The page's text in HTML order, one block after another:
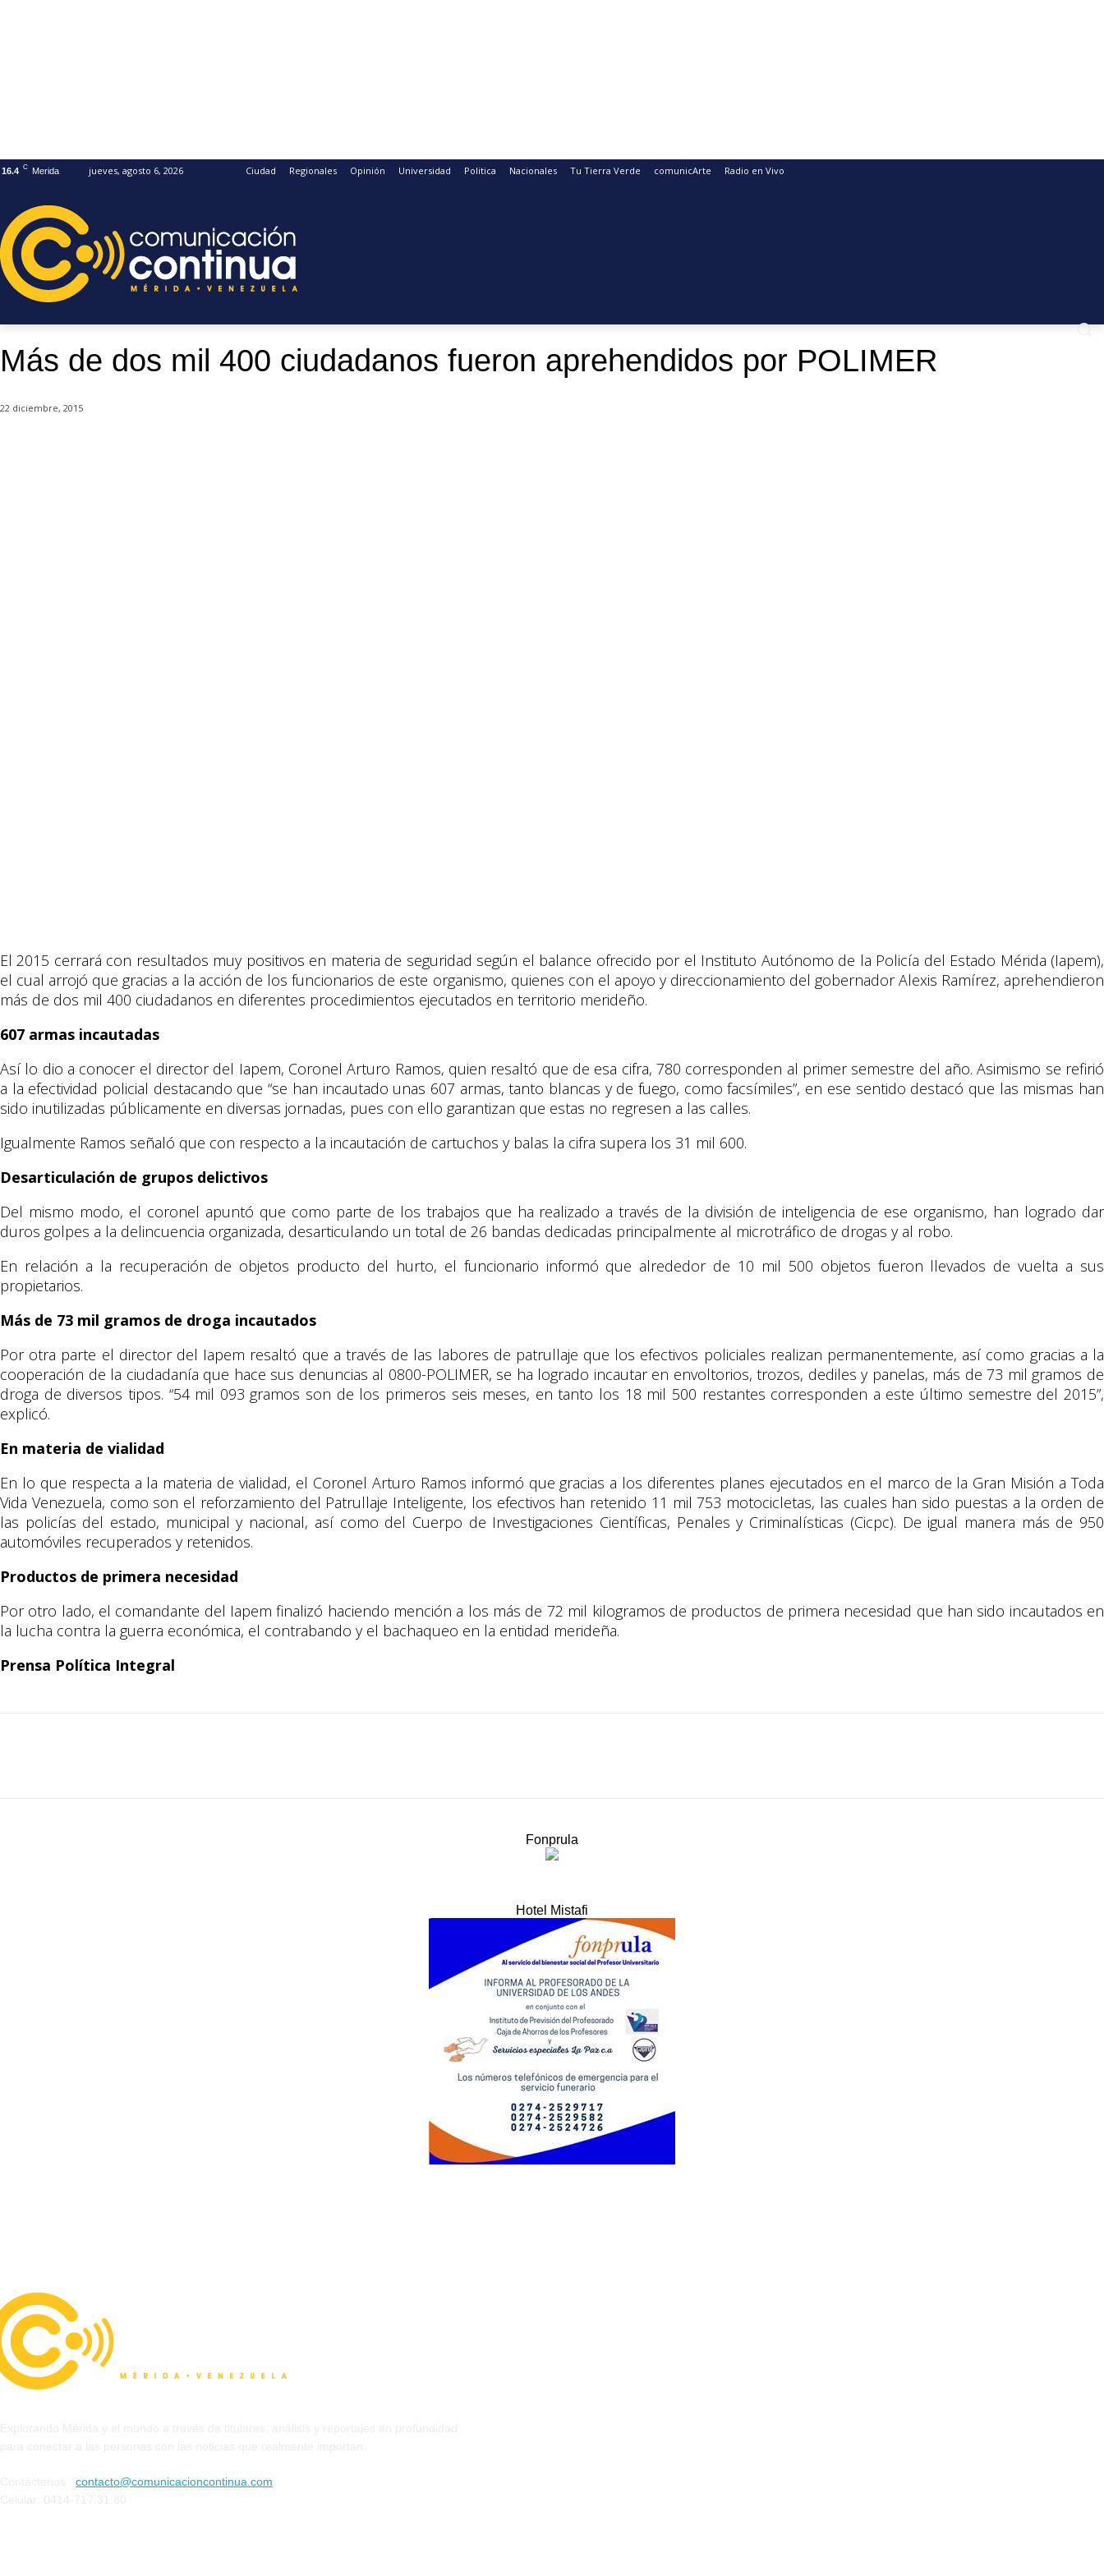
16.4 C Merida jueves, agosto 6, 2026 Ciudad Regionales Opinión Universidad Politica Nacionales Tu Tierra Verde comunicArte Radio en Vivo
Más de dos mil 400 ciudadanos fueron aprehendidos por POLIMER
22 diciembre, 2015
El 2015 cerrará con resultados muy positivos en materia de seguridad según el balance ofrecido por el Instituto Autónomo de la Policía del Estado Mérida (Iapem),
el cual arrojó que gracias a la acción de los funcionarios de este organismo, quienes con el apoyo y direccionamiento del gobernador Alexis Ramírez, aprehendieron
más de dos mil 400 ciudadanos en diferentes procedimientos ejecutados en territorio merideño.
607 armas incautadas
Así lo dio a conocer el director del Iapem, Coronel Arturo Ramos, quien resaltó que de esa cifra, 780 corresponden al primer semestre del año. Asimismo se refirió
a la efectividad policial destacando que “se han incautado unas 607 armas, tanto blancas y de fuego, como facsímiles”, en ese sentido destacó que las mismas han
sido inutilizadas públicamente en diversas jornadas, pues con ello garantizan que estas no regresen a las calles.
Igualmente Ramos señaló que con respecto a la incautación de cartuchos y balas la cifra supera los 31 mil 600.
Desarticulación de grupos delictivos
Del mismo modo, el coronel apuntó que como parte de los trabajos que ha realizado a través de la división de inteligencia de ese organismo, han logrado dar
duros golpes a la delincuencia organizada, desarticulando un total de 26 bandas dedicadas principalmente al microtráfico de drogas y al robo.
En relación a la recuperación de objetos producto del hurto, el funcionario informó que alrededor de 10 mil 500 objetos fueron llevados de vuelta a sus
propietarios.
Más de 73 mil gramos de droga incautados
Por otra parte el director del Iapem resaltó que a través de las labores de patrullaje que los efectivos policiales realizan permanentemente, así como gracias a la
cooperación de la ciudadanía que hace sus denuncias al 0800-POLIMER, se ha logrado incautar en envoltorios, trozos, dediles y panelas, más de 73 mil gramos de
droga de diversos tipos. “54 mil 093 gramos son de los primeros seis meses, en tanto los 18 mil 500 restantes corresponden a este último semestre del 2015”,
explicó.
En materia de vialidad
En lo que respecta a la materia de vialidad, el Coronel Arturo Ramos informó que gracias a los diferentes planes ejecutados en el marco de la Gran Misión a Toda
Vida Venezuela, como son el reforzamiento del Patrullaje Inteligente, los efectivos han retenido 11 mil 753 motocicletas, las cuales han sido puestas a la orden de
las policías del estado, municipal y nacional, así como del Cuerpo de Investigaciones Científicas, Penales y Criminalísticas (Cicpc). De igual manera más de 950
automóviles recuperados y retenidos.
Productos de primera necesidad
Por otro lado, el comandante del Iapem finalizó haciendo mención a los más de 72 mil kilogramos de productos de primera necesidad que han sido incautados en
la lucha contra la guerra económica, el contrabando y el bachaqueo en la entidad merideña.
Prensa Política Integral
Fonprula
Hotel Mistafi
contacto@comunicacioncontinua.com